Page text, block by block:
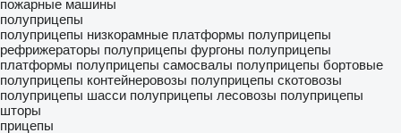
пожарные машины
полуприцепы
полуприцепы низкорамные платформы полуприцепы
рефрижераторы полуприцепы фургоны полуприцепы
платформы полуприцепы самосвалы полуприцепы бортовые
полуприцепы контейнеровозы полуприцепы скотовозы
полуприцепы шасси полуприцепы лесовозы полуприцепы
шторы
прицепы